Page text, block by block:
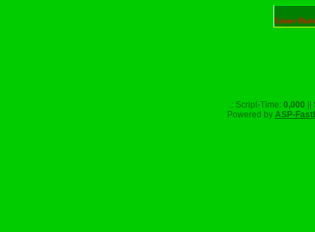
.: Script-Time: 0,000
Powered by ASP-